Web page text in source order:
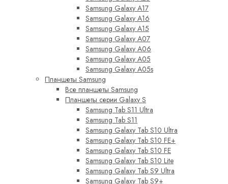
Samsung Galaxy A17
Samsung Galaxy A16
Samsung Galaxy A15
Samsung Galaxy A07
Samsung Galaxy A06
Samsung Galaxy A05
Samsung Galaxy A05s
Планшеты Samsung
Все планшеты Samsung
Планшеты серии Galaxy S
Samsung Tab S11 Ultra
Samsung Tab S11
Samsung Galaxy Tab S10 Ultra
Samsung Galaxy Tab S10 FE+
Samsung Galaxy Tab S10 FE
Samsung Galaxy Tab S10 Lite
Samsung Galaxy Tab S9 Ultra
Samsung Galaxy Tab S9+